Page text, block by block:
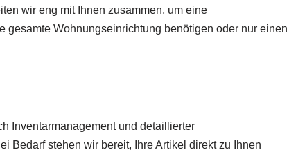
wir eng mit Ihnen zusammen, um eine
Wohnungseinrichtung benötigen oder nur einen
Inventarmanagement und detaillierter
Bedarf stehen wir bereit, Ihre Artikel direkt zu Ihnen